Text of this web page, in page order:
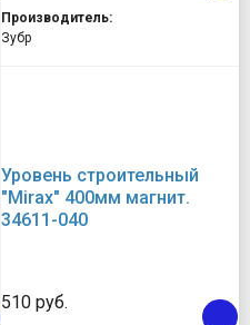
Производитель:
Зубр
Уровень строительный
"Mirax" 400мм магнит.
34611-040
510 руб.